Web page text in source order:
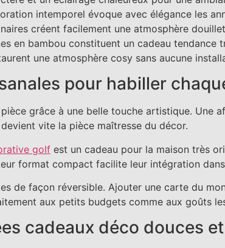
intemporel évoque avec élégance les
créent facilement une atmosphère
en bambou constituent un cadeau tendance
une atmosphère cosy sans aucune
pour habiller
grâce à une belle touche artistique. Une
vite la pièce maîtresse du décor.
golf est un cadeau pour la maison très
format compact facilite leur intégration
de façon réversible. Ajouter une carte du
aux petits budgets comme aux goûts
cadeaux déco douces